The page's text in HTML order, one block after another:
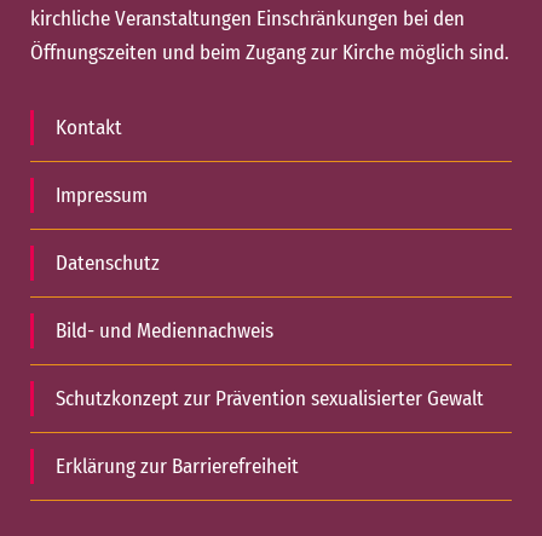
kirchliche Veranstaltungen Einschränkungen bei den
Öffnungszeiten und beim Zugang zur Kirche möglich sind.
Kontakt
Impressum
Datenschutz
Bild- und Mediennachweis
Schutzkonzept zur Prävention sexualisierter Gewalt
Erklärung zur Barrierefreiheit